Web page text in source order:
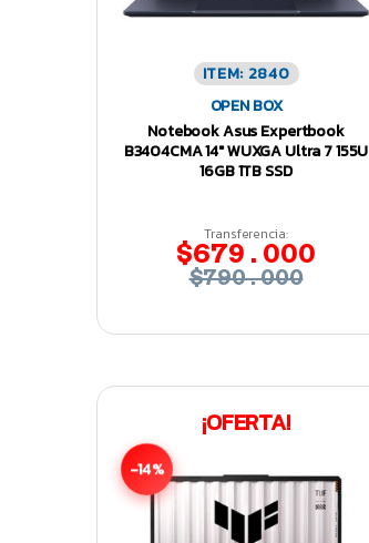
ITEM: 2840
OPEN BOX
Notebook Asus Expertbook
B3404CMA 14″ WUXGA Ultra 7 155U
16GB 1TB SSD
Transferencia:
$679.000
$790.000
¡OFERTA!
-14%